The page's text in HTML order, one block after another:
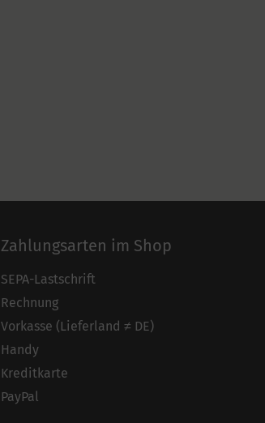
Zahlungsarten im Shop
SEPA-Lastschrift
Rechnung
Vorkasse (Lieferland ≠ DE)
Handy
Kreditkarte
PayPal